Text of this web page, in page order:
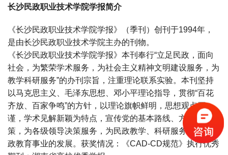
长沙民政职业技术学院学报简介
《长沙民政职业技术学院学报》（季刊）创刊于1994年，
是由长沙民政职业技术学院主办的刊物。
《长沙民政职业技术学院学报》本刊奉行“立足民政，面向
社会，为繁荣学术服务，为社会主义精神文明建设服务，为
教学科研服务”的办刊宗旨，注重理论联系实验。本刊坚持
以马克思主义、毛泽东思想、邓小平理论指导，贯彻“百花
齐放、百家争鸣”的方针，以理论旗帜鲜明，思想观点严
谨，学术见解新颖为特点，宣传党的基本路线、方针、政
策，为各级领导决策服务，为民政教学、科研服务，促进民
政教育事业的发展。获奖情况：《CAD-CD规范》执行优秀